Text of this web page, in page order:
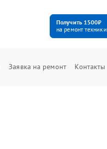
Получить 1500₽
на ремонт техники
Заявка на ремонт Контакты